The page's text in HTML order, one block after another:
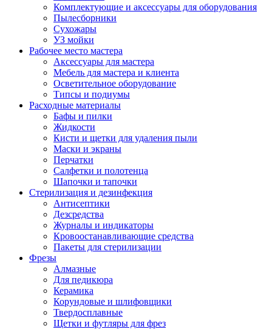
Комплектующие и аксессуары для оборудования
Пылесборники
Сухожары
УЗ мойки
Рабочее место мастера
Аксессуары для мастера
Мебель для мастера и клиента
Осветительное оборудование
Типсы и подиумы
Расходные материалы
Бафы и пилки
Жидкости
Кисти и щетки для удаления пыли
Маски и экраны
Перчатки
Салфетки и полотенца
Шапочки и тапочки
Стерилизация и дезинфекция
Антисептики
Дезсредства
Журналы и индикаторы
Кровоостанавливающие средства
Пакеты для стерилизации
Фрезы
Алмазные
Для педикюра
Керамика
Корундовые и шлифовщики
Твердосплавные
Щетки и футляры для фрез